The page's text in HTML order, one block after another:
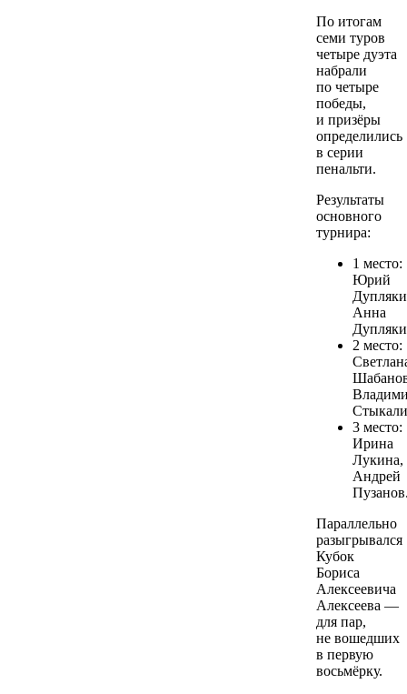
По итогам
семи туров
четыре дуэта
набрали
по четыре
победы,
и призёры
определились
в серии
пенальти.
Результаты
основного
турнира:
1 место:
Юрий
Анна
2 место:
3 место:
Ирина
Лукина,
Андрей
Параллельно
разыгрывался
Кубок
Бориса
Алексеевича
Алексеева —
для пар,
не вошедших
в первую
восьмёрку.